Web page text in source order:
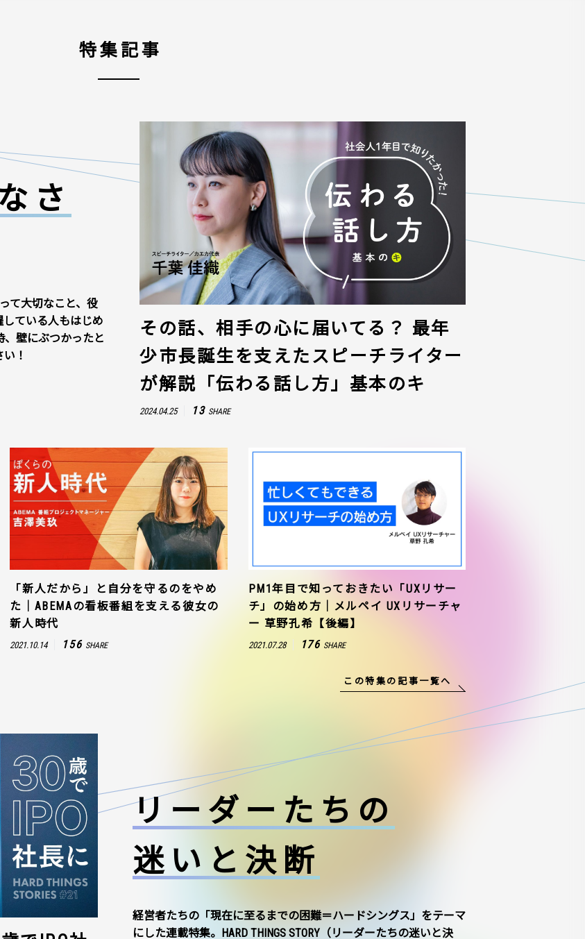
特集記事
さ
て大切なこと、役
ている人もはじめ
壁にぶつかったと
！
その話、相手の心に届いてる？ 最年
少市長誕生を支えたスピーチライター
が解説「伝わる話し方」基本のキ
2024.04.25 13 SHARE
「新人だから」と自分を守るのをやめ
た｜ABEMAの看板番組を支える彼女の
新人時代
2021.10.14 156 SHARE
PM1年目で知っておきたい「UXリサー
チ」の始め方｜メルペイ UXリサーチャ
ー 草野孔希【後編】
2021.07.28 176 SHARE
この特集の記事一覧へ
リーダーたちの
迷いと決断
経営者たちの「現在に至るまでの困難＝ハードシングス」をテーマ
にした連載特集。HARD THINGS STORY（リーダーたちの迷いと決